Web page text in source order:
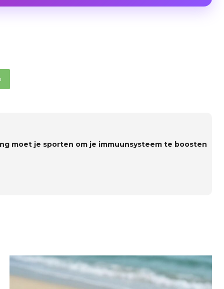
moet je sporten om je immuunsysteem te boosten